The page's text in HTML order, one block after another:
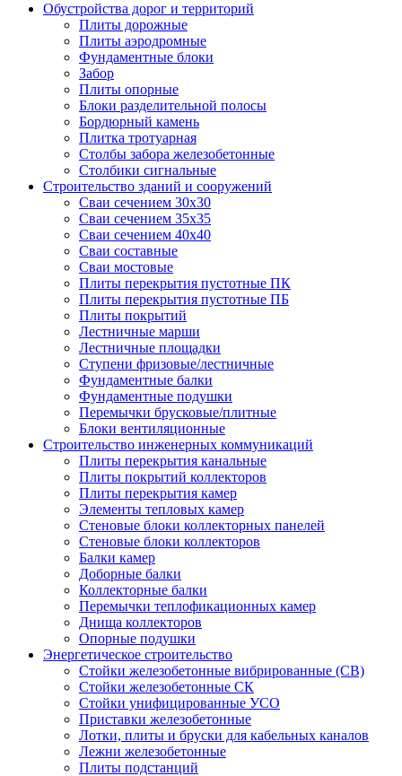
Обустройства дорог и территорий
Плиты дорожные
Плиты аэродромные
Фундаментные блоки
Забор
Плиты опорные
Блоки разделительной полосы
Бордюрный камень
Плитка тротуарная
Столбы забора железобетонные
Столбики сигнальные
Строительство зданий и сооружений
Сваи сечением 30х30
Сваи сечением 35х35
Сваи сечением 40х40
Сваи составные
Сваи мостовые
Плиты перекрытия пустотные ПК
Плиты перекрытия пустотные ПБ
Плиты покрытий
Лестничные марши
Лестничные площадки
Ступени фризовые/лестничные
Фундаментные балки
Фундаментные подушки
Перемычки брусковые/плитные
Блоки вентиляционные
Строительство инженерных коммуникаций
Плиты перекрытия канальные
Плиты покрытий коллекторов
Плиты перекрытия камер
Элементы тепловых камер
Стеновые блоки коллекторных панелей
Стеновые блоки коллекторов
Балки камер
Доборные балки
Коллекторные балки
Перемычки теплофикационных камер
Днища коллекторов
Опорные подушки
Энергетическое строительство
Стойки железобетонные вибрированные (СВ)
Стойки железобетонные СК
Стойки унифицированные УСО
Приставки железобетонные
Лотки, плиты и бруски для кабельных каналов
Лежни железобетонные
Плиты подстанций